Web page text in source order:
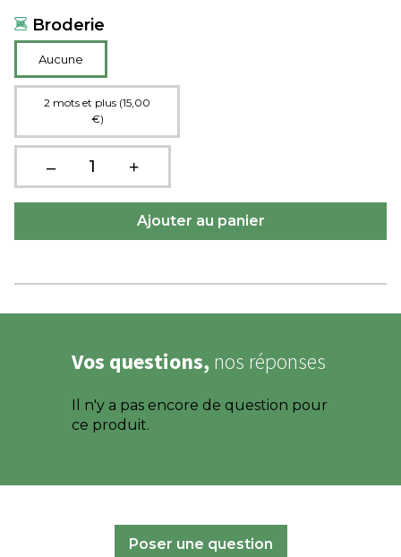
Broderie
Aucune
2 mots et plus (15,00
€)
Vos questions, nos réponses
Il n'y a pas encore de question pour
ce produit.
Poser une question